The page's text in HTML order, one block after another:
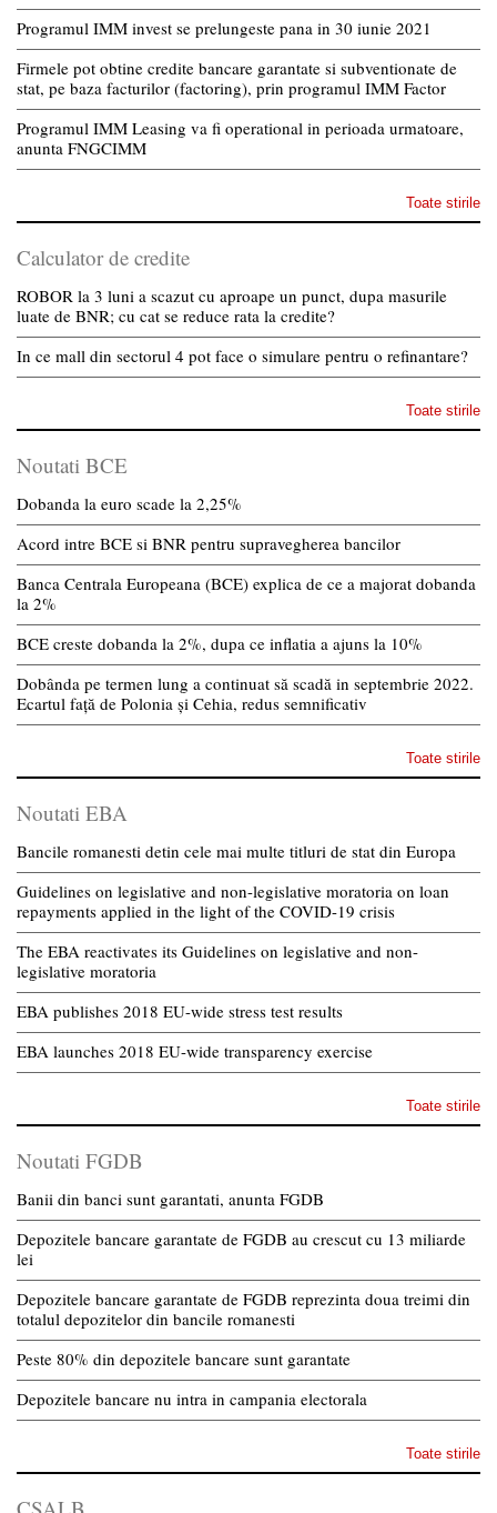
Programul IMM invest se prelungeste pana in 30 iunie 2021
Firmele pot obtine credite bancare garantate si subventionate de
stat, pe baza facturilor (factoring), prin programul IMM Factor
Programul IMM Leasing va fi operational in perioada urmatoare,
anunta FNGCIMM
Toate stirile
Calculator de credite
ROBOR la 3 luni a scazut cu aproape un punct, dupa masurile
luate de BNR; cu cat se reduce rata la credite?
In ce mall din sectorul 4 pot face o simulare pentru o refinantare?
Toate stirile
Noutati BCE
Dobanda la euro scade la 2,25%
Acord intre BCE si BNR pentru supravegherea bancilor
Banca Centrala Europeana (BCE) explica de ce a majorat dobanda
la 2%
BCE creste dobanda la 2%, dupa ce inflatia a ajuns la 10%
Dobânda pe termen lung a continuat să scadă in septembrie 2022.
Ecartul față de Polonia și Cehia, redus semnificativ
Toate stirile
Noutati EBA
Bancile romanesti detin cele mai multe titluri de stat din Europa
Guidelines on legislative and non-legislative moratoria on loan
repayments applied in the light of the COVID-19 crisis
The EBA reactivates its Guidelines on legislative and non-
legislative moratoria
EBA publishes 2018 EU-wide stress test results
EBA launches 2018 EU-wide transparency exercise
Toate stirile
Noutati FGDB
Banii din banci sunt garantati, anunta FGDB
Depozitele bancare garantate de FGDB au crescut cu 13 miliarde
lei
Depozitele bancare garantate de FGDB reprezinta doua treimi din
totalul depozitelor din bancile romanesti
Peste 80% din depozitele bancare sunt garantate
Depozitele bancare nu intra in campania electorala
Toate stirile